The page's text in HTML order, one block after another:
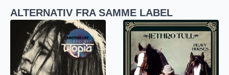
ALTERNATIV FRA SAMME LABEL